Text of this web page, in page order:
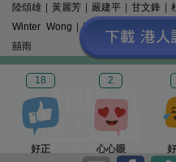
18
好正
2
心心眼
陸頌雄 | 黃麗芳 | 嚴建平 | 甘文鋒 |
Winter Wong | K2 梁文新 羅崑
囍雨